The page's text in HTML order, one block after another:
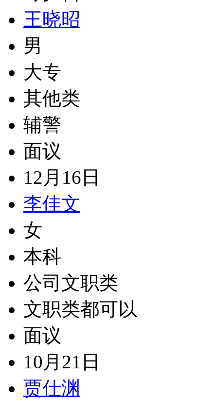
王晓昭
男
大专
其他类
辅警
面议
12月16日
李佳文
女
本科
公司文职类
文职类都可以
面议
10月21日
贾仕渊